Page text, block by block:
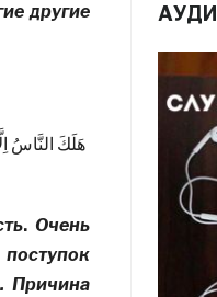
другие
هَلَكَ النَّاسُ
. Очень
Причина